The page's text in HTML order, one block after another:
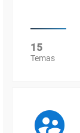
15
Temas